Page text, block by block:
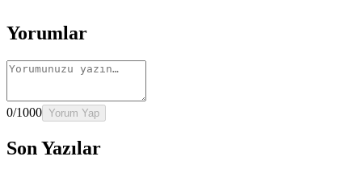
Yorumlar
0/1000 Yorum Yap
Son Yazılar